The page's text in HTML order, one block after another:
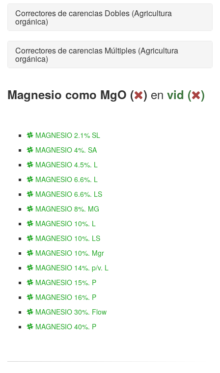
Correctores de carencias Dobles (Agricultura
orgánica)
Correctores de carencias Múltiples (Agricultura
orgánica)
Magnesio como MgO ( ) en vid ( )
MAGNESIO 2.1% SL
MAGNESIO 4%. SA
MAGNESIO 4.5%. L
MAGNESIO 6.6%. L
MAGNESIO 6.6%. LS
MAGNESIO 8%. MG
MAGNESIO 10%. L
MAGNESIO 10%. LS
MAGNESIO 10%. Mgr
MAGNESIO 14%. p/v. L
MAGNESIO 15%. P
MAGNESIO 16%. P
MAGNESIO 30%. Flow
MAGNESIO 40%. P